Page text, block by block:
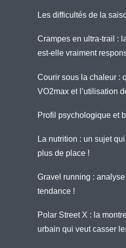
Les difficultés de la
Crampes en ultra-trail :
est-elle vraiment
Courir sous la chaleur :
VO2max et l’utilisation
Profil psychologique et
La nutrition : un sujet
plus de place !
Gravel running :
tendance !
Polar Street X : la
urbain qui veut casser